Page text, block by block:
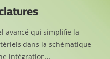
avancé qui simplifie la
dans la schématique
intégration…